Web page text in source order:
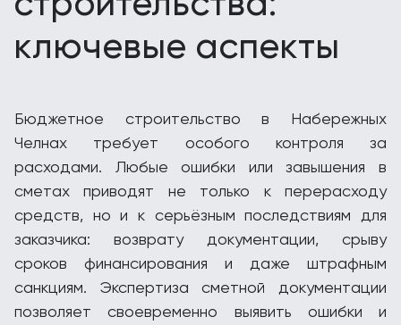
ключевые аспекты
Бюджетное строительство в Набережных
Челнах требует особого контроля за
расходами. Любые ошибки или завышения в
сметах приводят не только к перерасходу
средств, но и к серьёзным последствиям для
заказчика: возврату документации, срыву
сроков финансирования и даже штрафным
санкциям. Экспертиза сметной документации
позволяет своевременно выявить ошибки и